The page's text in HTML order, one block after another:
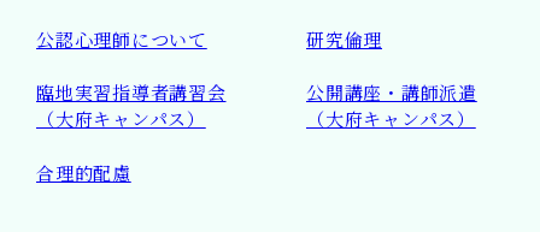
公認心理師について 研究倫理
臨地実習指導者講習会
（大府キャンパス）
公開講座・講師派遣
（大府キャンパス）
合理的配慮